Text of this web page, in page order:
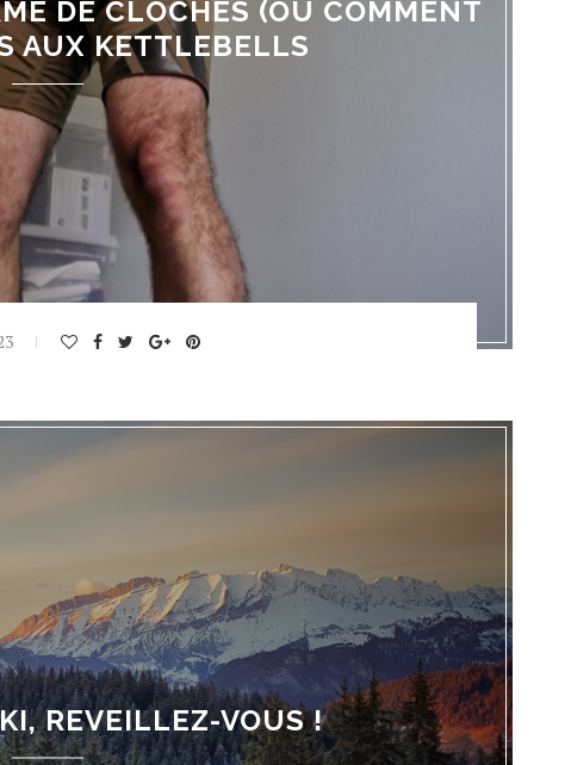
DE CLOCHES (OÙ COMMENT
AUX KETTLEBELLS
REVEILLEZ-VOUS !